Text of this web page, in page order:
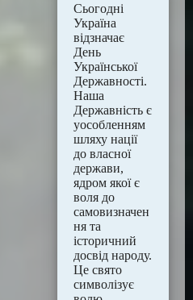
Сьогодні
Україна
відзначає
День
Української
Державності.
Наша
Державність є
уособленням
шляху нації
до власної
держави,
ядром якої є
воля до
самовизначен
ня та
історичний
досвід народу.
Це свято
символізує